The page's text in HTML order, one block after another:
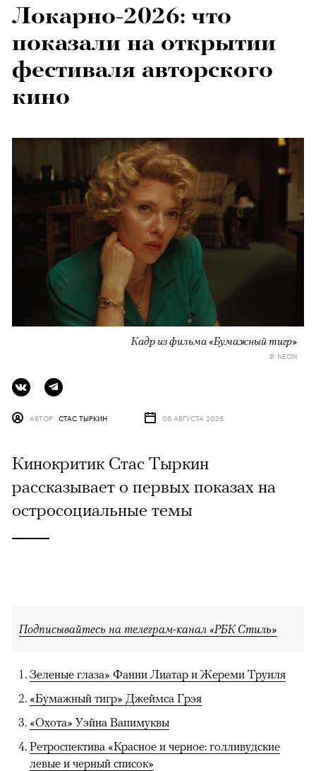
Локарно-2026: что
показали на открытии
фестиваля авторского
кино
Кадр из фильма «Бумажный тигр»
© NEON
АВТОР СТАС ТЫРКИН 06 АВГУСТА 2026
Кинокритик Стас Тыркин
рассказывает о первых показах на
остросоциальные темы
Подписывайтесь на телеграм-канал «РБК Стиль»
Зеленые глаза» Фанни Лиатар и Жереми Труиля
«Бумажный тигр» Джеймса Грэя
«Охота» Уэйна Вапимуквы
Ретроспектива «Красное и черное: голливудские
левые и черный список»